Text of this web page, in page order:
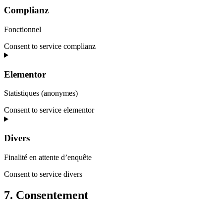
Complianz
Fonctionnel
Consent to service complianz
Elementor
Statistiques (anonymes)
Consent to service elementor
Divers
Finalité en attente d’enquête
Consent to service divers
7. Consentement